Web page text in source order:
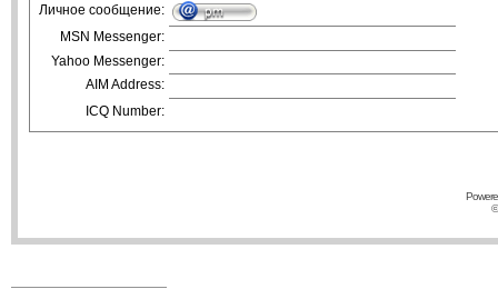
Личное сообщение:
MSN Messenger:
Yahoo Messenger:
AIM Address:
ICQ Number: